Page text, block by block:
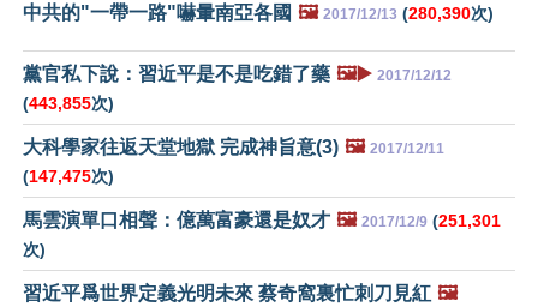
中共的"一帶一路"嚇暈南亞各國 🖼️ 2017/12/13 (280,390次)
黨官私下說：習近平是不是吃錯了藥 🖼️▶️ 2017/12/12
(443,855次)
大科學家往返天堂地獄 完成神旨意(3) 🖼️ 2017/12/11
(147,475次)
馬雲演單口相聲：億萬富豪還是奴才 🖼️ 2017/12/9 (251,301
次)
習近平爲世界定義光明未來 蔡奇窩裏忙刺刀見紅 🖼️